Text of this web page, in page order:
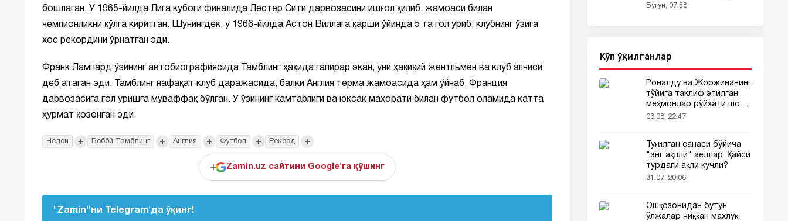
бошлаган. У 1965-йилда Лига кубоги финалида Лестер Сити дарвозасини ишғол қилиб, жамоаси билан
чемпионликни қўлга киритган. Шунингдек, у 1966-йилда Астон Виллага қарши ўйинда 5 та гол уриб, клубнинг ўзига
хос рекордини ўрнатган эди.
Франк Лампард ўзининг автобиографиясида Тамблинг ҳақида гапирар экан, уни ҳақиқий жентльмен ва клуб элчиси
деб атаган эди. Тамблинг нафақат клуб даражасида, балки Англия терма жамоасида ҳам ўйнаб, Франция
дарвозасига гол уришга муваффақ бўлган. У ўзининг камтарлиги ва юксак маҳорати билан футбол оламида катта
ҳурмат қозонган эди.
Челси + Боббй Тамблинг + Англия + Футбол + Рекорд +
+ Zamin.uz сайтини Google'га қўшинг
"Zamin"ни Telegram'да ўқинг!
Бугун, 07:58
Кўп ўқилганлар
Роналду ва Жоржинанинг
тўйига таклиф этилган
меҳмонлар рўйхати шов-
шувда
03.08, 22:47
Туғилган санаси бўйича
"энг ақлли" аёллар: Қайси
турдаги ақли кучли?
31.07, 20:06
Ошқозонидан бутун
ўлжалар чиққан махлуқ